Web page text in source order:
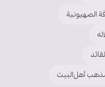
الصهيونية
أهل‌‏البیت